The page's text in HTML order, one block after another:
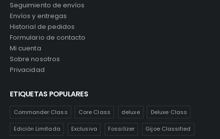
Seguimiento de envíos
Envíos y entregas
Historial de pedidos
Formulario de contacto
Mi cuenta
Sobre nosotros
Privacidad
ETIQUETAS POPULARES
Commander Class Core Class deluxe Deluxe Class
Edición Limitada Exclusiva Fossilizer Gijoe Classified